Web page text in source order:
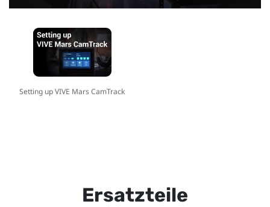
Setting up VIVE Mars CamTrack
Ersatzteile